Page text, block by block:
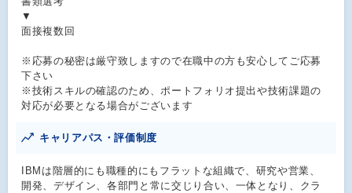
▼
面接複数回
※応募の秘密は厳守致しますので在職中の方も安心してご応募
下さい
※技術スキルの確認のため、ポートフォリオ提出や技術課題の
対応が必要となる場合がございます
キャリアパス・評価制度
IBMは階層的にも職種的にもフラットな組織で、研究や営業、
開発、デザイン、各部門と常に交じり合い、一体となり、クラ